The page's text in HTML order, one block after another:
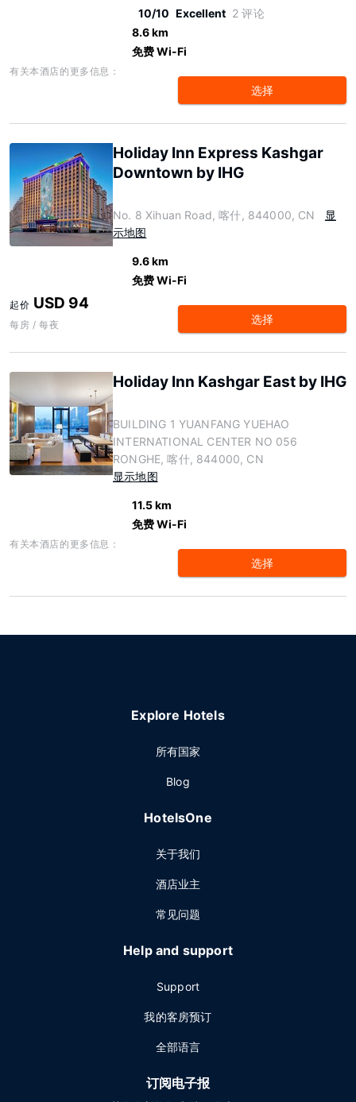
10/10 Excellent 2 评论
8.6 km
免费 Wi-Fi
有关本酒店的更多信息：
选择
Holiday Inn Express Kashgar
Downtown by IHG
No. 8 Xihuan Road, 喀什, 844000, CN
显
示地图
9.6 km
免费 Wi-Fi
起价 USD 94
每房 / 每夜 选择
Holiday Inn Kashgar East by IHG
BUILDING 1 YUANFANG YUEHAO
INTERNATIONAL CENTER NO 056
RONGHE, 喀什, 844000, CN
显示地图
11.5 km
免费 Wi-Fi
有关本酒店的更多信息：
选择
Explore Hotels
所有国家
Blog
HotelsOne
关于我们
酒店业主
常见问题
Help and support
Support
我的客房预订
全部语言
订阅电子报